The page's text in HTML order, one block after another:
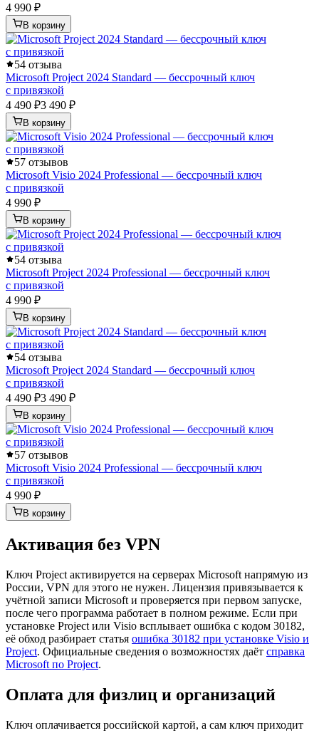
4 990 ₽
В корзину
54 отзыва
Microsoft Project 2024 Standard — бессрочный ключ
с привязкой
4 490 ₽3 490 ₽
В корзину
57 отзывов
Microsoft Visio 2024 Professional — бессрочный ключ
с привязкой
4 990 ₽
В корзину
54 отзыва
Microsoft Project 2024 Professional — бессрочный ключ
с привязкой
4 990 ₽
В корзину
54 отзыва
Microsoft Project 2024 Standard — бессрочный ключ
с привязкой
4 490 ₽3 490 ₽
В корзину
57 отзывов
Microsoft Visio 2024 Professional — бессрочный ключ
с привязкой
4 990 ₽
В корзину
Активация без VPN
Ключ Project активируется на серверах Microsoft напрямую из
России, VPN для этого не нужен. Лицензия привязывается к
учётной записи Microsoft и проверяется при первом запуске,
после чего программа работает в полном режиме. Если при
установке Project или Visio всплывает ошибка с кодом 30182,
её обход разбирает статья ошибка 30182 при установке Visio и
Project. Официальные сведения о возможностях даёт справка
Microsoft по Project.
Оплата для физлиц и организаций
Ключ оплачивается российской картой, а сам ключ приходит